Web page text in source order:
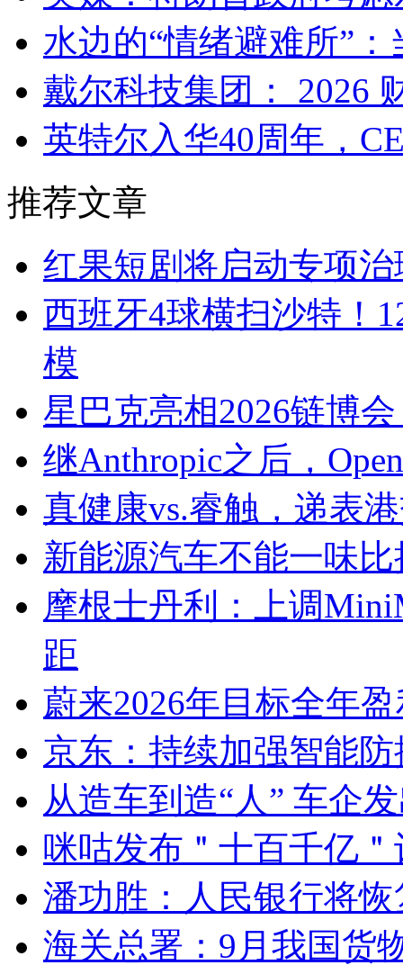
水边的“情绪避难所”
戴尔科技集团： 2026
英特尔入华40周年，
推荐文章
红果短剧将启动专项
西班牙4球横扫沙特！
模
星巴克亮相2026链博
继Anthropic之后，
真健康vs.睿触，递表
新能源汽车不能一味比
摩根士丹利：上调
距
蔚来2026年目标全年
京东：持续加强智能
从造车到造“人” 车企
咪咕发布＂十百千亿
潘功胜：人民银行将
海关总署：9月我国货